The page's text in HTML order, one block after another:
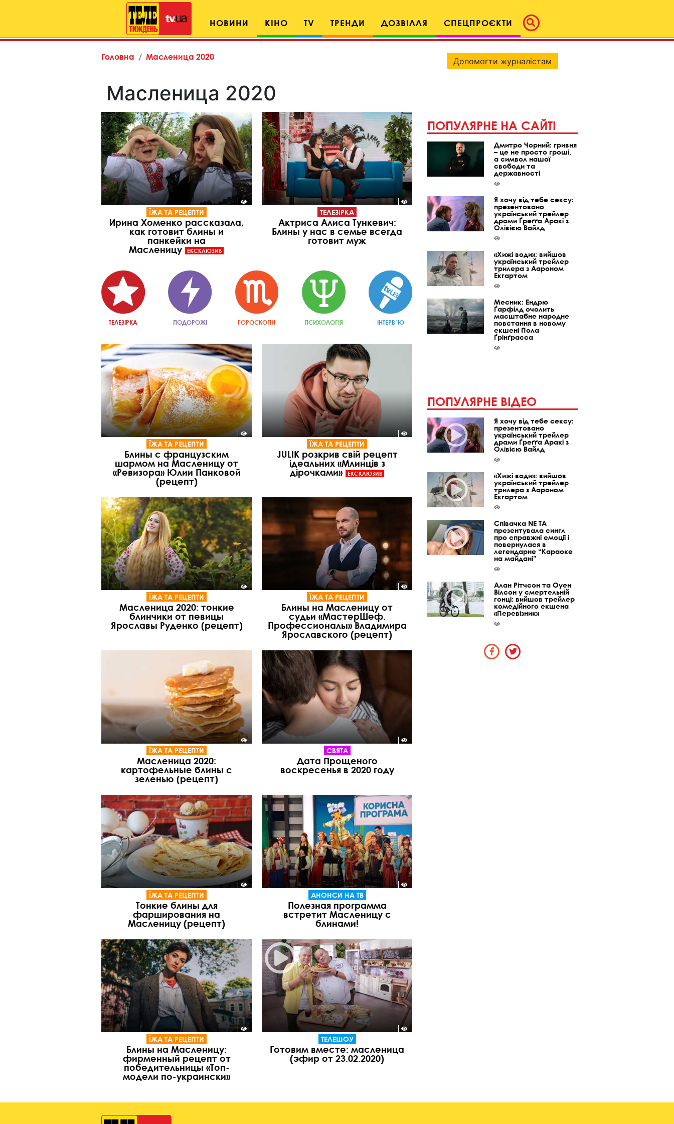
НОВИНИ КІНО TV ТРЕНДИ ДОЗВІЛЛЯ СПЕЦПРОЄКТИ
Головна Масленица 2020
Масленица 2020
ЇЖА ТА РЕЦЕПТИ
Ирина Хоменко рассказала,
как готовит блины и
панкейки на
Масленицу
ЕКСКЛЮЗИВ
ТЕЛЕЗІРКА
Актриса Алиса Тункевич:
Блины у нас в семье всегда
готовит муж
ТЕЛЕЗІРКА ПОДОРОЖІ ГОРОСКОПИ ПСИХОЛОГІЯ ІНТЕРВ`Ю
ЇЖА ТА РЕЦЕПТИ
Блины с французским
шармом на Масленицу от
«Ревизора» Юлии Панковой
(рецепт)
ЇЖА ТА РЕЦЕПТИ
JULIK розкрив свій рецепт
ідеальних «Млинців з
дірочками»
ЕКСКЛЮЗИВ
ЇЖА ТА РЕЦЕПТИ
Масленица 2020: тонкие
блинчики от певицы
Ярославы Руденко (рецепт)
ЇЖА ТА РЕЦЕПТИ
Блины на Масленицу от
судьи «МастерШеф.
Профессионалы» Владимира
Ярославского (рецепт)
ЇЖА ТА РЕЦЕПТИ
Масленица 2020:
картофельные блины с
зеленью (рецепт)
СВЯТА
Дата Прощеного
воскресенья в 2020 году
ЇЖА ТА РЕЦЕПТИ
Тонкие блины для
фарширования на
Масленицу (рецепт)
АНОНСИ НА ТВ
Полезная программа
встретит Масленицу с
блинами!
ЇЖА ТА РЕЦЕПТИ
Блины на Масленицу:
фирменный рецепт от
победительницы «Топ-
модели по-украински»
ТЕЛЕШОУ
Готовим вместе: масленица
(эфир от 23.02.2020)
Допомогти журналістам
ПОПУЛЯРНЕ НА САЙТІ
Дмитро Чорний: гривня
– це не просто гроші,
а символ нашої
свободи та
державності
Я хочу від тебе сексу:
презентовано
український трейлер
драми Ґреґґа Аракі з
Олівією Вайлд
«Хижі води»: вийшов
український трейлер
трилера з Аароном
Екгартом
Месник: Ендрю
Ґарфілд очолить
масштабне народне
повстання в новому
екшені Пола
Ґрінґрасса
ПОПУЛЯРНЕ ВІДЕО
Я хочу від тебе сексу:
презентовано
український трейлер
драми Ґреґґа Аракі з
Олівією Вайлд
«Хижі води»: вийшов
український трейлер
трилера з Аароном
Екгартом
Співачка NE TA
презентувала сингл
про справжні емоції і
повернулася в
легендарне “Караоке
на майдані”
Алан Рітчсон та Оуен
Вілсон у смертельній
гонці: вийшов трейлер
комедійного екшена
«Перевізник»